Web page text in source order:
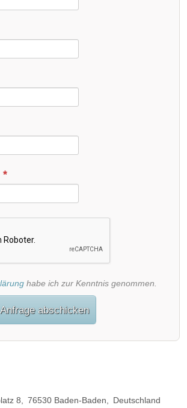
habe ich zur Kenntnis genommen.
abschicken
8 76530 Baden-Baden
Deutschland